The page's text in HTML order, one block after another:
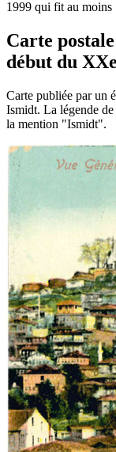
1999 qui fit au moins
Carte
début du
Carte publiée par un
Ismidt. La légende
la mention "Ismidt".